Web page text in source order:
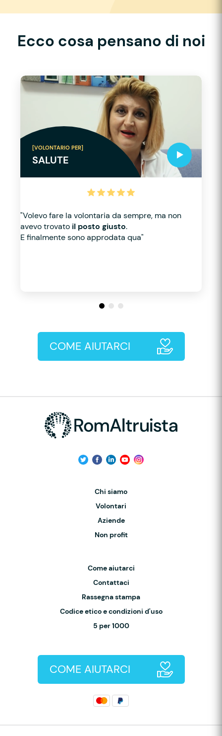
Ecco cosa pensano di noi
[VOLONTARIO PER]
SALUTE
"Volevo fare la volontaria da sempre, ma non
avevo trovato il posto giusto.
E finalmente sono approdata qua"
COME AIUTARCI
Chi siamo
Volontari
Aziende
Non profit
Come aiutarci
Contattaci
Rassegna stampa
Codice etico e condizioni d'uso
5 per 1000
COME AIUTARCI